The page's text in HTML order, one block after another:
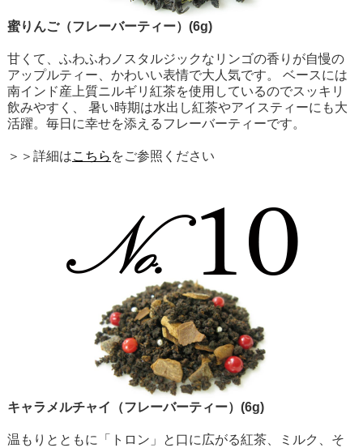
蜜りんご（フレーバーティー）(6g)
甘くて、ふわふわノスタルジックなリンゴの香りが自慢の
アップルティー、かわいい表情で大人気です。 ベースには
南インド産上質ニルギリ紅茶を使用しているのでスッキリ
飲みやすく、 暑い時期は水出し紅茶やアイスティーにも大
活躍。毎日に幸せを添えるフレーバーティーです。
＞＞詳細はこちら をご参照ください
キャラメルチャイ（フレーバーティー）(6g)
温もりとともに「トロン」と口に広がる紅茶、ミルク、そ